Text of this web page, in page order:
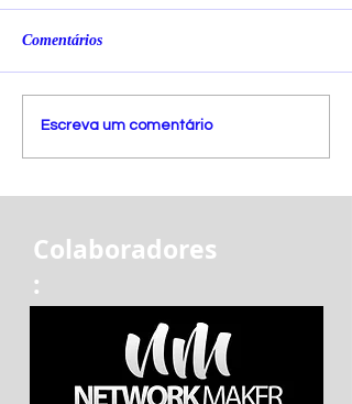
Comentários
Escreva um comentário
Colaboradores
: